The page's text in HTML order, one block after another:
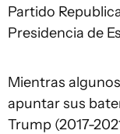
Partido
Presidencia de
Mientras
apuntar sus
Trump (2017-